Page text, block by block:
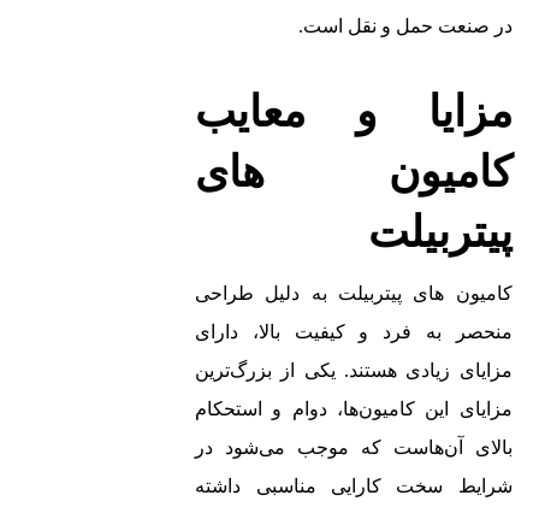
در صنعت حمل و نقل است.
مزایا و معایب
کامیون‌ های
پیتربیلت
کامیون‌ های پیتربیلت به دلیل طراحی
منحصر به فرد و کیفیت بالا، دارای
مزایای زیادی هستند. یکی از بزرگ‌ترین
مزایای این کامیون‌ها، دوام و استحکام
بالای آن‌هاست که موجب می‌شود در
شرایط سخت کارایی مناسبی داشته